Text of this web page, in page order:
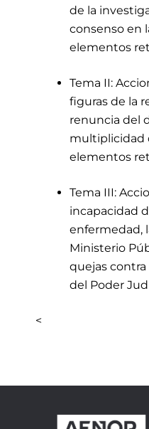
de la
consenso en
elementos
Tema II:
figuras de la
renuncia del
multiplicidad
elementos
Tema III:
incapacidad
enfermedad,
Ministerio
quejas
del Poder
<